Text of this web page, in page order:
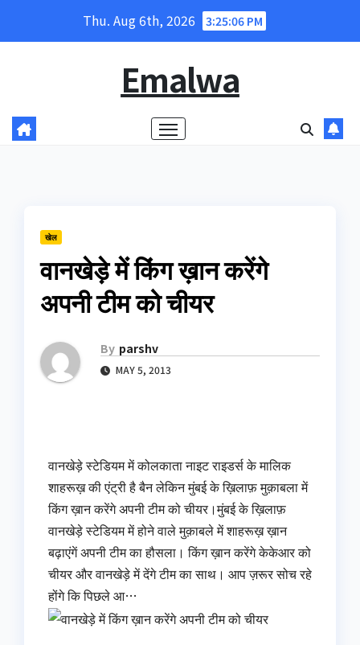
Thu. Aug 6th, 2026 3:25:07 PM
Emalwa
खेल
वानखेड़े में किंग ख़ान करेंगे
अपनी टीम को चीयर
By parshv
MAY 5, 2013
वानखेड़े स्टेडियम में कोलकाता नाइट राइडर्स के मालिक
शाहरूख़ की एंट्री है बैन लेकिन मुंबई के ख़िलाफ़ मुक़ाबला में
किंग ख़ान करेंगे अपनी टीम को चीयर।मुंबई के ख़िलाफ़
वानखेड़े स्टेडियम में होने वाले मुक़ाबले में शाहरूख़ ख़ान
बढ़ाएंगें अपनी टीम का हौसला। किंग ख़ान करेंगे केकेआर को
चीयर और वानखेड़े में देंगे टीम का साथ। आप ज़रूर सोच रहे
होंगे कि पिछले आ…